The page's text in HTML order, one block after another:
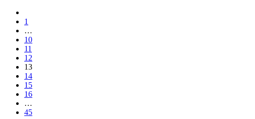
1
…
10
11
12
13
14
15
16
…
45